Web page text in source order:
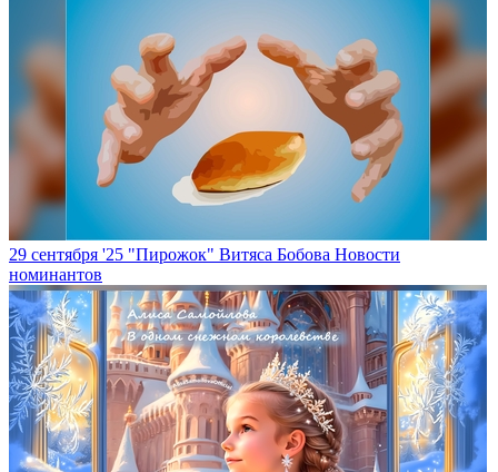
29 сентября '25 "Пирожок" Витяса Бобова Новости
номинантов